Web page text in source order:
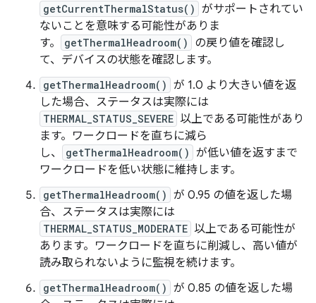
getCurrentThermalStatus() がサポートされてい
ないことを意味する可能性がありま
す。
getThermalHeadroom()
の戻り値を確認し
て、デバイスの状態を確認します。
getThermalHeadroom() が 1.0 より大きい値を返
した場合、ステータスは実際には
THERMAL_STATUS_SEVERE 以上である可能性があり
ます。ワークロードを直ちに減ら
し、
getThermalHeadroom() が低い値を返すまで
ワークロードを低い状態に維持します。
getThermalHeadroom() が 0.95 の値を返した場
合、ステータスは実際には
THERMAL_STATUS_MODERATE 以上である可能性が
あります。ワークロードを直ちに削減し、高い値が
読み取られないように監視を続けます。
getThermalHeadroom() が 0.85 の値を返した場